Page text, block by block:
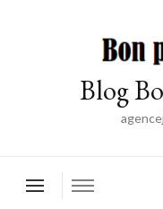
Blog